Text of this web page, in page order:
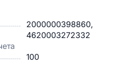
2000000398860,
4620003272332
100